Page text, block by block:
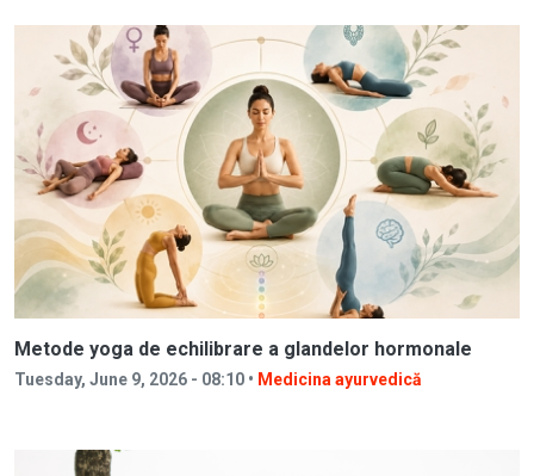
Metode yoga de echilibrare a glandelor hormonale
Tuesday, June 9, 2026 - 08:10 • Medicina ayurvedică